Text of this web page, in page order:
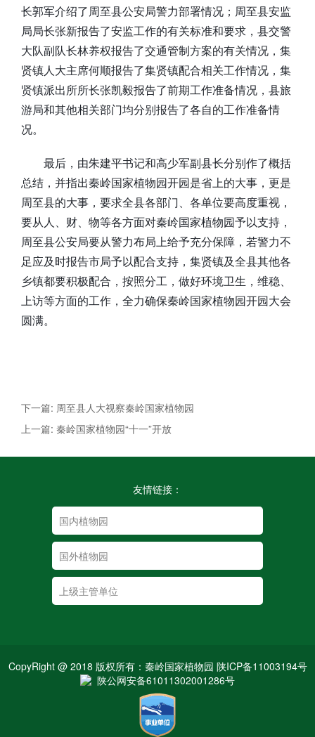
长郭军介绍了周至县公安局警力部署情况；周至县安监
局局长张新报告了安监工作的有关标准和要求，县交警
大队副队长林养权报告了交通管制方案的有关情况，集
贤镇人大主席何顺报告了集贤镇配合相关工作情况，集
贤镇派出所所长张凯毅报告了前期工作准备情况，县旅
游局和其他相关部门均分别报告了各自的工作准备情
况。
最后，由朱建平书记和高少军副县长分别作了概括
总结，并指出秦岭国家植物园开园是省上的大事，更是
周至县的大事，要求全县各部门、各单位要高度重视，
要从人、财、物等各方面对秦岭国家植物园予以支持，
周至县公安局要从警力布局上给予充分保障，若警力不
足应及时报告市局予以配合支持，集贤镇及全县其他各
乡镇都要积极配合，按照分工，做好环境卫生，维稳、
上访等方面的工作，全力确保秦岭国家植物园开园大会
圆满。
下一篇: 周至县人大视察秦岭国家植物园
上一篇: 秦岭国家植物园“十一”开放
友情链接：
CopyRight @ 2018 版权所有：秦岭国家植物园 陕ICP备11003194号
陕公网安备61011302001286号